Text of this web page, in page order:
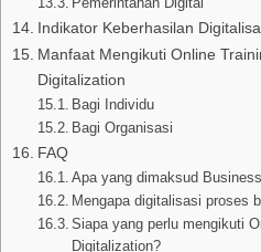
Indikator Keberhasilan
Manfaat Mengikuti Online
Digitalization
Bagi Individu
Bagi Organisasi
FAQ
Apa yang dimaksud
Mengapa digitalisasi proses
Siapa yang perlu mengikuti
Digitalization?